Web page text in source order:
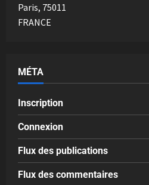
Paris, 75011
FRANCE
MÉTA
Inscription
Connexion
Flux des publications
Flux des commentaires